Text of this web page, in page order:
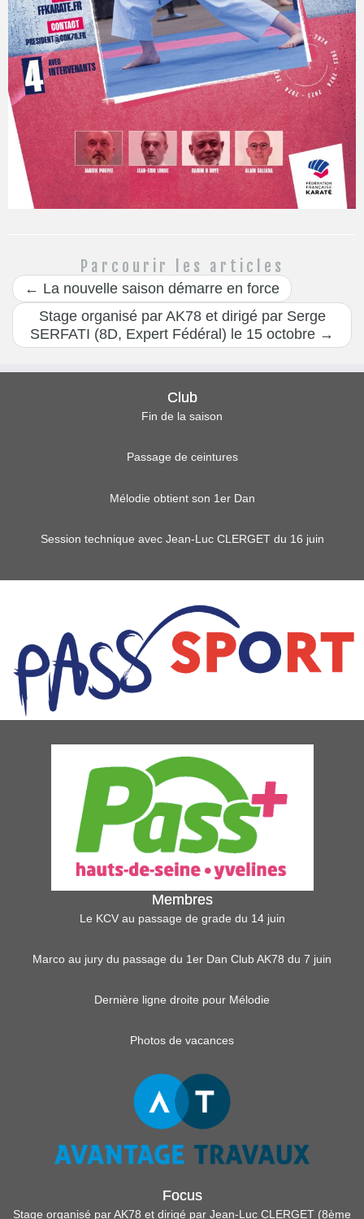
Parcourir les articles
← La nouvelle saison démarre en force
Stage organisé par AK78 et dirigé par Serge
SERFATI (8D, Expert Fédéral) le 15 octobre →
Club
Fin de la saison
Passage de ceintures
Mélodie obtient son 1er Dan
Session technique avec Jean-Luc CLERGET du 16 juin
Membres
Le KCV au passage de grade du 14 juin
Marco au jury du passage du 1er Dan Club AK78 du 7 juin
Dernière ligne droite pour Mélodie
Photos de vacances
Focus
Stage organisé par AK78 et dirigé par Jean-Luc CLERGET (8ème